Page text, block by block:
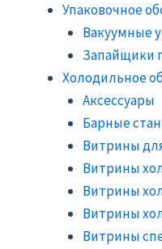
Упаковочное
Вакуумные
Запайщики
Холодильное
Аксессуары
Барные
Витрины
Витрины
Витрины
Витрины
Витрины